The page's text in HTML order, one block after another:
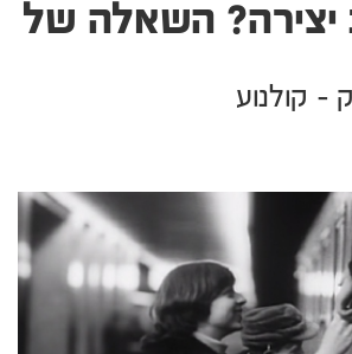
יצירה? השאלה של
- קולנוע